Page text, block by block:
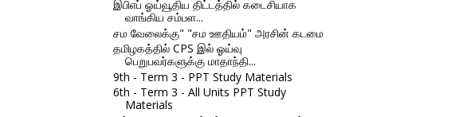
இபிஎப் ஓய்வூதிய திட்டத்தில் கடைசியாக
வாங்கிய சம்பள...
சம வேலைக்கு" "சம ஊதியம்" அரசின் கடமை
தமிழகத்தில் CPS இல் ஓய்வு
பெறுபவர்களுக்கு மாதாந்தி...
9th - Term 3 - PPT Study Materials
6th - Term 3 - All Units PPT Study
Materials